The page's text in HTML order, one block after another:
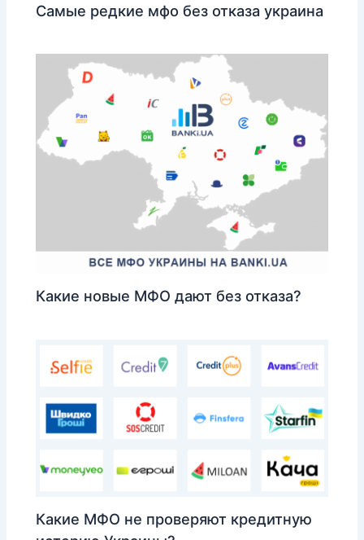
Самые редкие мфо без отказа украина
Какие новые МФО дают без отказа?
Какие МФО не проверяют кредитную